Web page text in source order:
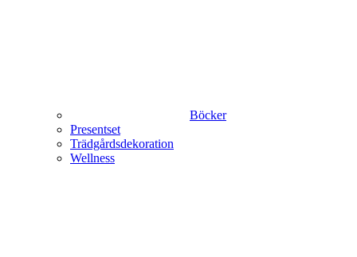
Böcker
Presentset
Trädgårdsdekoration
Wellness